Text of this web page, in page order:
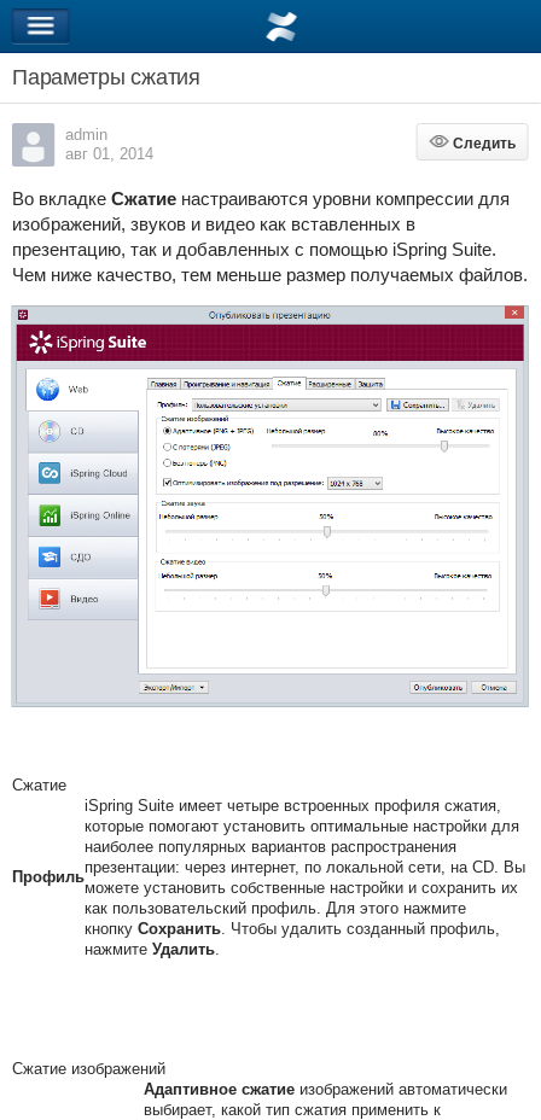
Параметры сжатия
admin
авг 01, 2014
Следить
Следить
Во вкладке Сжатиенастраиваются уровни компрессии для
изображений, звуков и видео как вставленных в
презентацию, так и добавленных с помощью iSpring Suite.
Чем ниже качество, тем меньше размер получаемых файлов.
Сжатие
Профиль
iSpring Suiteимеет четыре встроенных профиля сжатия,
которые помогают установить оптимальные настройки для
наиболее популярных вариантов распространения
презентации: через интернет, по локальной сети, на CD. Вы
можете установить собственные настройки и сохранить их
как пользовательский профиль. Для этого нажмите
кнопку Сохранить. Чтобы удалить созданный профиль,
нажмите Удалить.
Сжатие изображений
Адаптивное сжатиеизображений автоматически
выбирает, какой тип сжатия применить к